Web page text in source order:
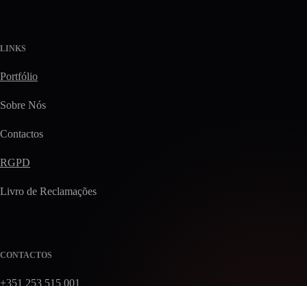
LINKS
Portfólio
Sobre Nós
Contactos
RGPD
Livro de Reclamações
CONTACTOS
+351 253 515 001